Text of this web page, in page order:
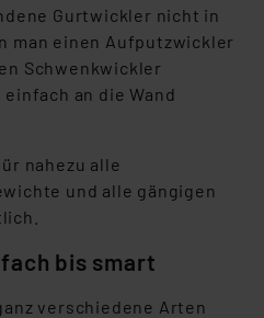
Gurtwickler nicht in
man einen Aufputzwickler
Schwenkwickler
an die Wand
nahezu alle
und alle gängigen
bis smart
verschiedene Arten